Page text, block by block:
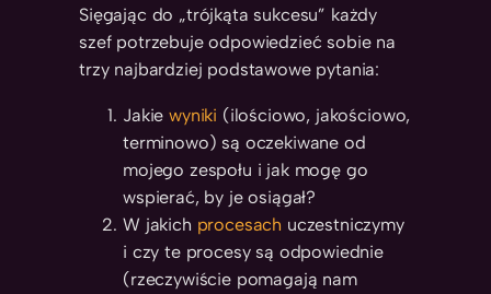
Sięgając do „trójkąta sukcesu” każdy
szef potrzebuje odpowiedzieć sobie na
trzy najbardziej podstawowe pytania:
Jakiewyniki (ilościowo, jakościowo,
terminowo) są oczekiwane od
mojego zespołu i jak mogę go
wspierać, by je osiągał?
W jakich procesach uczestniczymy
i czy te procesy są odpowiednie
(rzeczywiście pomagają nam